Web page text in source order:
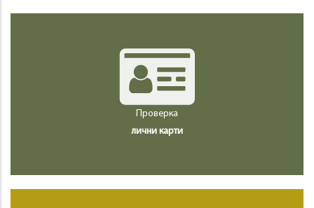
Проверка
лични карти